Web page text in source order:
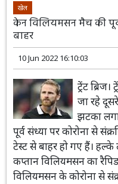
खेल
केन विलियमसन मैच की
बाहर
10 Jun 2022 16:10:03
ट्रेंट
जा रहे
झटका
पूर्व संध्या पर कोरोना से
टेस्ट से बाहर हो गए हैं।
कप्तान विलियमसन का
विलियमसन के कोरोना से